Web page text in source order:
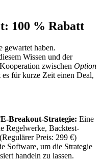
100 % Rabatt
gewartet haben.
Wissen und der
zwischen Option
es für kurze Zeit einen Deal,
Breakout-Strategie: Eine
Regelwerke, Backtest-
Preis: 299 €)
Software, um die Strategie
handeln zu lassen.